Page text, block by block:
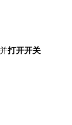
打开开关